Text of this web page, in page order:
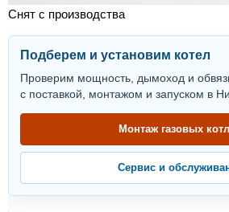
Снят с производства
Подберем и установим котел
Проверим мощность, дымоход и
с поставкой, монтажом и запуском в
Монтаж газовых
Сервис и